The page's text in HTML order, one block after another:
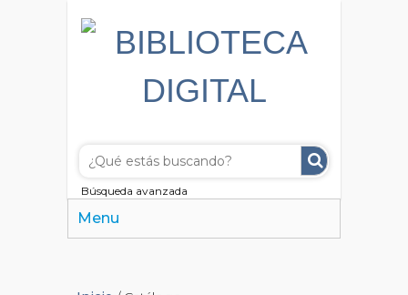
Búsqueda avanzada
Menu